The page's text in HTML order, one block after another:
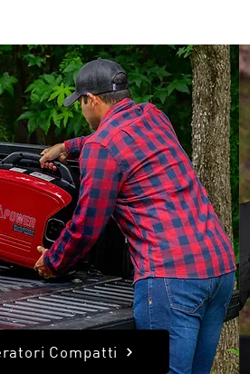
Compatti